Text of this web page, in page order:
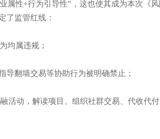
属性+行为引导性”，这也使其成为本次《
了监管红线：
均属违规；
导翻墙交易等协助行为被明确禁止；
活动，解读项目、组织社群交易、代收代